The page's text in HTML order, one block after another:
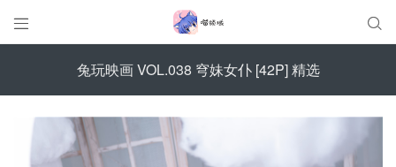
 
兔玩映画 VOL.038 穹妹女仆 [42P] 精选